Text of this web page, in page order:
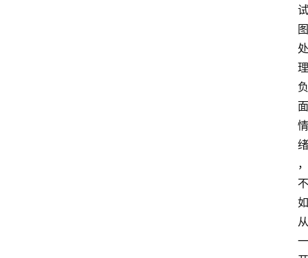
试
图
处
理
负
面
情
绪
，
不
如
从
一